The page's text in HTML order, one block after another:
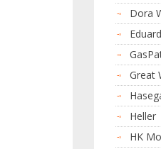
Dora
Eduard
Great
Heller
HK